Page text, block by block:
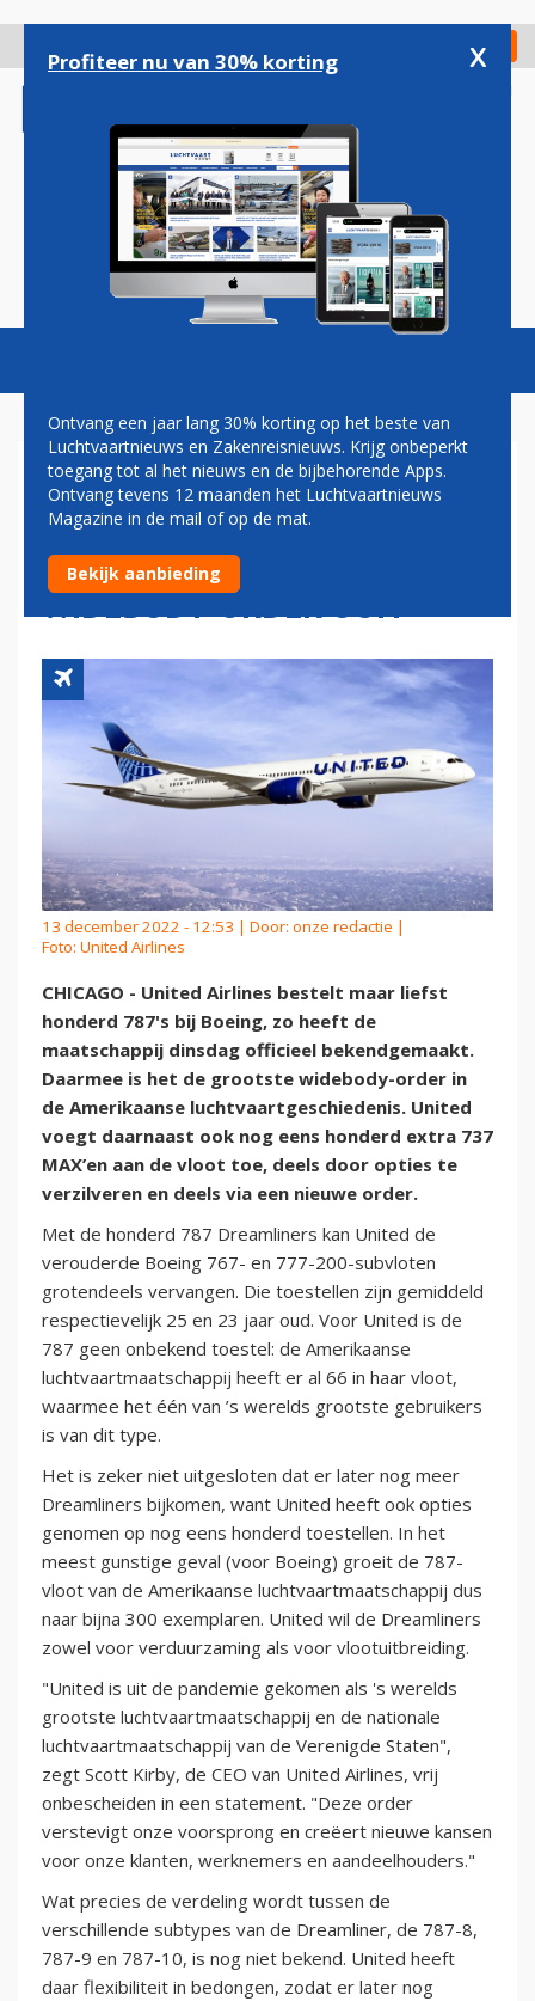
gaan
Check in
Magazine Podcasts Vacatures
UNITED AIRLINES BESTELT
HONDERD BOEING 787'S:
GROOTSTE AMERIKAANSE
WIDEBODY-ORDER OOIT
13 december 2022 - 12:53 | Door: onze redactie |
Foto: United Airlines
CHICAGO - United Airlines bestelt maar liefst
honderd 787's bij Boeing, zo heeft de
maatschappij dinsdag officieel bekendgemaakt.
Daarmee is het de grootste widebody-order in
de Amerikaanse luchtvaartgeschiedenis. United
voegt daarnaast ook nog eens honderd extra 737
MAX’en aan de vloot toe, deels door opties te
verzilveren en deels via een nieuwe order.
Met de honderd 787 Dreamliners kan United de
verouderde Boeing 767- en 777-200-subvloten
grotendeels vervangen. Die toestellen zijn gemiddeld
respectievelijk 25 en 23 jaar oud. Voor United is de
787 geen onbekend toestel: de Amerikaanse
luchtvaartmaatschappij heeft er al 66 in haar vloot,
waarmee het één van ’s werelds grootste gebruikers
is van dit type.
Het is zeker niet uitgesloten dat er later nog meer
Dreamliners bijkomen, want United heeft ook opties
genomen op nog eens honderd toestellen. In het
meest gunstige geval (voor Boeing) groeit de 787-
vloot van de Amerikaanse luchtvaartmaatschappij dus
naar bijna 300 exemplaren. United wil de Dreamliners
zowel voor verduurzaming als voor vlootuitbreiding.
"United is uit de pandemie gekomen als 's werelds
grootste luchtvaartmaatschappij en de nationale
luchtvaartmaatschappij van de Verenigde Staten",
zegt Scott Kirby, de CEO van United Airlines, vrij
onbescheiden in een statement. "Deze order
verstevigt onze voorsprong en creëert nieuwe kansen
voor onze klanten, werknemers en aandeelhouders."
Wat precies de verdeling wordt tussen de
verschillende subtypes van de Dreamliner, de 787-8,
787-9 en 787-10, is nog niet bekend. United heeft
daar flexibiliteit in bedongen, zodat er later nog
Profiteer nu van 30% korting x
Ontvang een jaar lang 30% korting op het beste van
Luchtvaartnieuws en Zakenreisnieuws. Krijg onbeperkt
toegang tot al het nieuws en de bijbehorende Apps.
Ontvang tevens 12 maanden het Luchtvaartnieuws
Magazine in de mail of op de mat.
Bekijk aanbieding